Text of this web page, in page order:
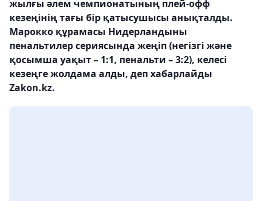
жылғы әлем чемпионатының плей-офф
кезеңінің тағы бір қатысушысы анықталды.
Марокко құрамасы Нидерландыны
пенальтилер сериясында жеңіп (негізгі және
қосымша уақыт – 1:1, пенальти – 3:2), келесі
кезеңге жолдама алды, деп хабарлайды
Zakon.kz.